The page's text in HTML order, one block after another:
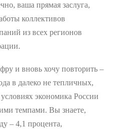
ваша прямая заслуга,
коллективов
из всех регионов
и вновь хочу повторить –
в далеко не тепличных,
экономика России
темпами. Вы знаете,
– 4,1 процента,